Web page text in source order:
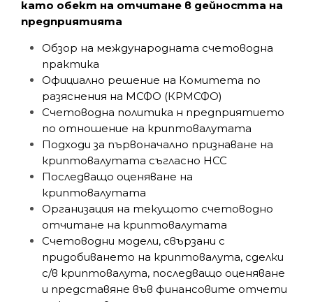
като обект на отчитане в дейността на
предприятията
Обзор на международната счетоводна
практика
Официално решение на Комитета по
разяснения на МСФО (КРМСФО)
Счетоводна политика н предприятието
по отношение на криптовалутата
Подходи за първоначално признаване на
криптовалутата съгласно НСС
Последващо оценяване на
криптовалутата
Организация на текущото счетоводно
отчитане на криптовалутата
Счетоводни модели, свързани с
придобиването на криптовалута, сделки
с/в криптовалута, последващо оценяване
и представяне във финансовите отчети